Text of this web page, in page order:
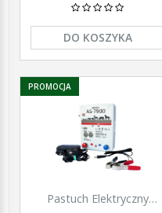
DO KOSZYKA
Pastuch Elektryczny
PROMOCJA